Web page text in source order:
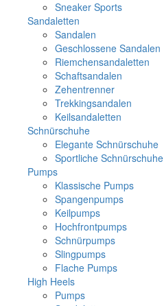
Sneaker Sports
Sandaletten
Sandalen
Geschlossene Sandalen
Riemchensandaletten
Schaftsandalen
Zehentrenner
Trekkingsandalen
Keilsandaletten
Schnürschuhe
Elegante Schnürschuhe
Sportliche Schnürschuhe
Pumps
Klassische Pumps
Spangenpumps
Keilpumps
Hochfrontpumps
Schnürpumps
Slingpumps
Flache Pumps
High Heels
Pumps